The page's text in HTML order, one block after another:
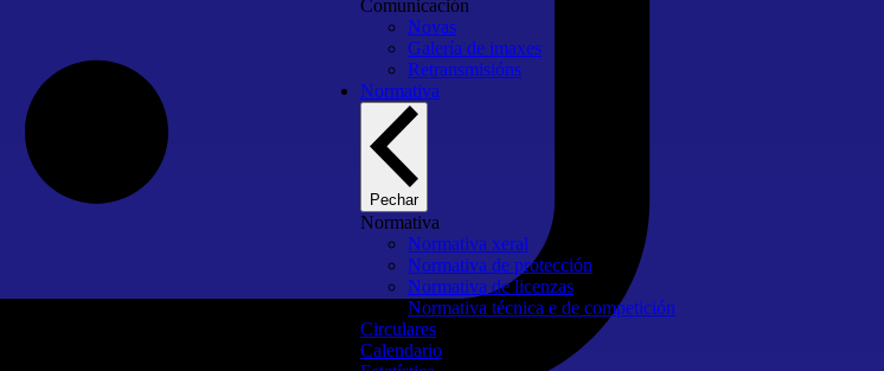
Comunicación
Novas
Galería de imaxes
Retransmisións
Normativa
Pechar
Normativa
Normativa xeral
Normativa de protección
Normativa de licenzas
Normativa técnica e de competición
Circulares
Calendario